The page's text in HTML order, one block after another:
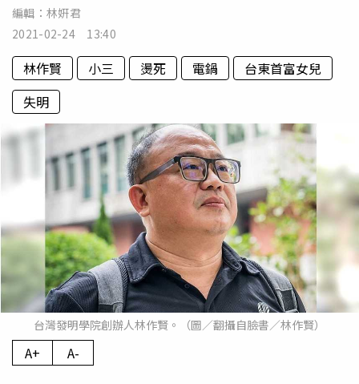
編輯： 林姸君
2021-02-24 13:40
林作賢 小三 燙死 電鍋
台東首富女兒
失明
台灣發明學院創辦人林作賢。（圖／翻攝自臉書／林作賢）
A+ A-